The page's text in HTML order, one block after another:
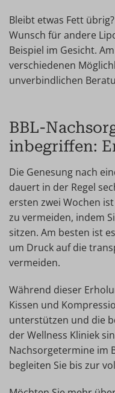
Bleibt etwas Fett
Wunsch für andere
Beispiel im Gesicht.
verschiedenen
unverbindlichen
BBL-
inbegriffen:
Die Genesung nach
dauert in der Regel
ersten zwei Wochen
zu vermeiden, indem
sitzen. Am besten ist
um Druck auf die
vermeiden.
Während dieser
Kissen und
unterstützen und die
der Wellness Kliniek
Nachsorgetermine im
begleiten Sie bis zur